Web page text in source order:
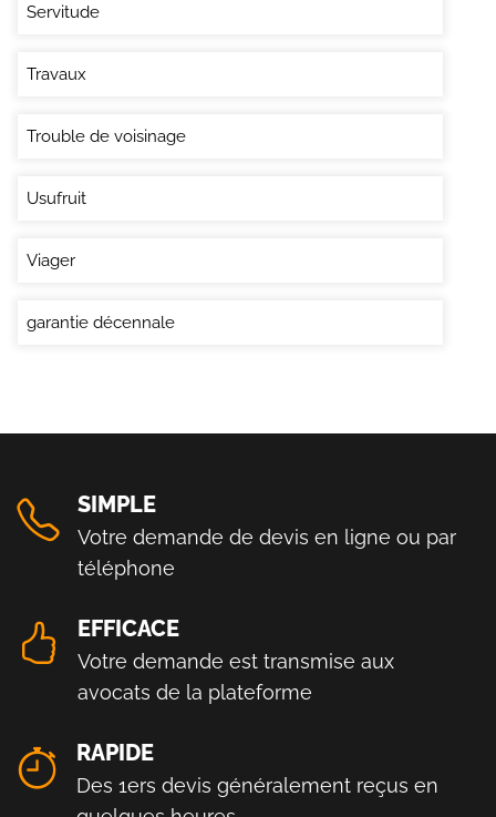
Servitude
Travaux
Trouble de voisinage
Usufruit
Viager
garantie décennale
SIMPLE
Votre demande de devis en ligne ou par
téléphone
EFFICACE
Votre demande est transmise aux
avocats de la plateforme
RAPIDE
Des 1ers devis généralement reçus en